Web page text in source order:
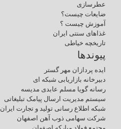
عطرسازی
ضایعات چیست؟
آموزش چیست ؟
غذاهای سنتی ایران
تاریخچه خیاطی
پیوندها
ایده پردازان مهر گستر
دبیرخانه بازاریابی شبکه ای
رسانه گویا مسلم عابدی مدیسه
سیستم مدیریت ارسال پیامک تبلیغاتی
شبکه اطلاع رسانی تولید و تجارت ایران
شرکت سهامی ذوب آهن اصفهان